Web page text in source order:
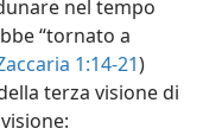
nel tempo
“tornato a
1:14-21)
terza visione di